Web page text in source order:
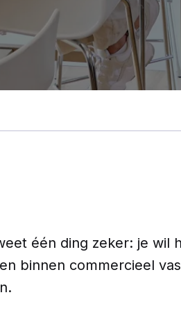
één ding zeker: je
binnen commercieel